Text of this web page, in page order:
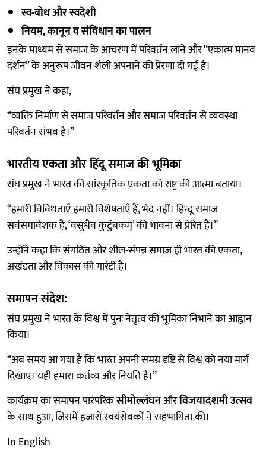
स्व-बोध और स्वदेशी
नियम, कानून व संविधान का पालन
इनके माध्यम से समाज के आचरण में परिवर्तन लाने और “एकात्म मानव
दर्शन” के अनुरूप जीवन शैली अपनाने की प्रेरणा दी गई है।
संघ प्रमुख ने कहा,
“व्यक्ति निर्माण से समाज परिवर्तन और समाज परिवर्तन से व्यवस्था
परिवर्तन संभव है।”
भारतीय एकता और हिंदू समाज की भूमिका
संघ प्रमुख ने भारत की सांस्कृतिक एकता को राष्ट्र की आत्मा बताया।
“हमारी विविधताएँ हमारी विशेषताएँ हैं, भेद नहीं। हिन्दू समाज
सर्वसमावेशक है, ‘वसुधैव कुटुंबकम्’ की भावना से प्रेरित है।”
उन्होंने कहा कि संगठित और शील-संपन्न समाज ही भारत की एकता,
अखंडता और विकास की गारंटी है।
समापन संदेश:
संघ प्रमुख ने भारत के विश्व में पुनः नेतृत्व की भूमिका निभाने का आह्वान
किया।
“अब समय आ गया है कि भारत अपनी समग्र दृष्टि से विश्व को नया मार्ग
दिखाए। यही हमारा कर्तव्य और नियति है।”
कार्यक्रम का समापन पारंपरिकसीमोल्लंघनऔरविजयादशमी उत्सव
के साथ हुआ, जिसमें हजारों स्वयंसेवकों ने सहभागिता की।
In English